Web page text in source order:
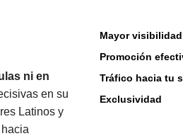
ni en
en su
Latinos y
Mayor visibilidad
Promoción
Tráfico hacia tu
Exclusividad